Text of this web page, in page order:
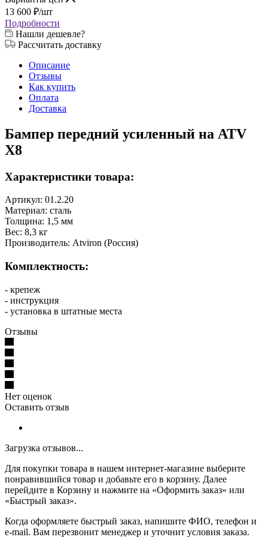
13 600 ₽/шт
Подробности
Нашли дешевле?
Рассчитать доставку
Описание
Отзывы
Как купить
Оплата
Доставка
Бампер передний усиленный на ATV
X8
Характеристики товара:
Артикул: 01.2.20
Материал: сталь
Толщина: 1,5 мм
Вес: 8,3 кг
Производитель: Atviron (Россия)
Комплектность:
- крепеж
- инструкция
- установка в штатные места
Отзывы
Нет оценок
Оставить отзыв
Загрузка отзывов...
Для покупки товара в нашем интернет-магазине выберите
понравившийся товар и добавьте его в корзину. Далее
перейдите в Корзину и нажмите на «Оформить заказ» или
«Быстрый заказ».
Когда оформляете быстрый заказ, напишите ФИО, телефон и
e-mail. Вам перезвонит менеджер и уточнит условия заказа.